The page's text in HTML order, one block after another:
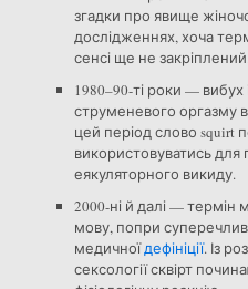
згадки про явище
дослідженнях, хоча
сенсі ще не
1980–90-ті роки —
струменевого оргазму
цей період слово squirt
використовуватись для
еякуляторного викиду.
2000-ні й далі — термін
мову, попри
медичноїдефініції. Із
сексології сквірт